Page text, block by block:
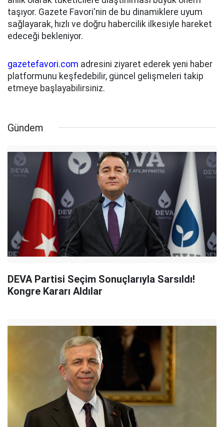
taşıyor. Gazete Favori'nin de bu dinamiklere uyum
sağlayarak, hızlı ve doğru habercilik ilkesiyle hareket
edeceği bekleniyor.
gazetefavori.com adresini ziyaret ederek yeni haber
platformunu keşfedebilir, güncel gelişmeleri takip
etmeye başlayabilirsiniz.
Gündem
DEVA Partisi Seçim Sonuçlarıyla Sarsıldı!
Kongre Kararı Aldılar